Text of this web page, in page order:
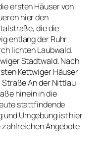
ersten Häuser von
hier den
die die
entlang der Ruhr
lichten Laubwald.
Stadtwald. Nach
Kettwiger Häuser
An der Nittlau
hinein in die
stattfindende
und Umgebung ist hier
Angebote